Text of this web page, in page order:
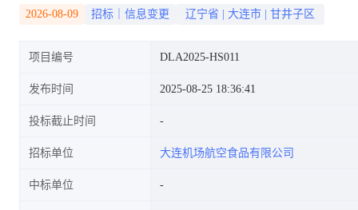
2026-08-09 招标｜信息变更 辽宁省 大连市 甘井子区
项目编号 DLA2025-HS011
发布时间 2025-08-25 18:36:41
投标截止时间
招标单位 大连机场航空食品有限公司
中标单位